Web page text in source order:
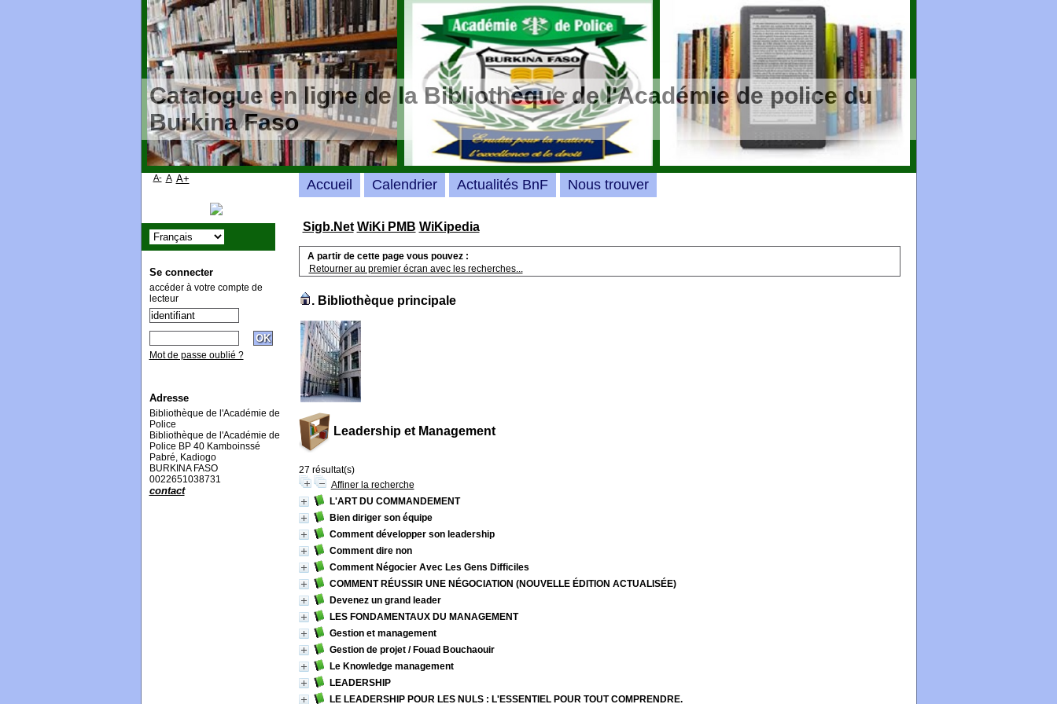
Catalogue en ligne de la Bibliothèque de l'Académie de police du
Burkina Faso
Sigb.Net WiKi PMB WiKipedia
A partir de cette page vous pouvez :
Retourner au premier écran avec les recherches...
. Bibliothèque principale
Leadership et Management
27 résultat(s)
Affiner la recherche
L'ART DU COMMANDEMENT
Bien diriger son équipe
Comment développer son leadership
Comment dire non
Comment Négocier Avec Les Gens Difficiles
COMMENT RÉUSSIR UNE NÉGOCIATION (NOUVELLE ÉDITION ACTUALISÉE)
Devenez un grand leader
LES FONDAMENTAUX DU MANAGEMENT
Gestion et management
Gestion de projet/ Fouad Bouchaouir
Le Knowledge management
LEADERSHIP
LE LEADERSHIP POUR LES NULS : L'ESSENTIEL POUR TOUT COMPRENDRE.
Accueil Calendrier Actualités BnF Nous trouver
A- A A+
Se connecter
accéder à votre compte de
lecteur
Mot de passe oublié ?
Adresse
Bibliothèque de l'Académie de
Police
Bibliothèque de l'Académie de
Police BP 40 Kamboinssé
Pabré, Kadiogo
BURKINA FASO
0022651038731
contact